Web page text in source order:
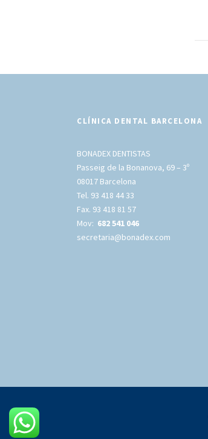
CLÍNICA DENTAL BARCELONA
BONADEX DENTISTAS
Passeig de la Bonanova, 69 – 3º
08017 Barcelona
Tel. 93 418 44 33
Fax. 93 418 81 57
Mov: 682 541 046
secretaria@bonadex.com